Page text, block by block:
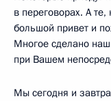
в переговорах. А
большой привет и
Многое сделано
при Вашем
Мы сегодня и